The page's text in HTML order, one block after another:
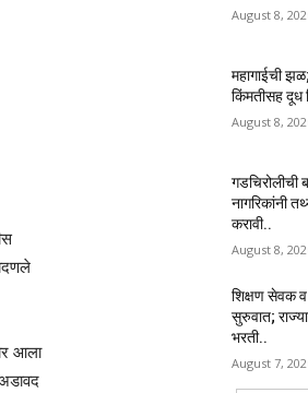
आला
August 8,
महागाईची
किंमतीसह दूध
August 8,
गडचिरोलीची
नागरिकांनी
करावी..
August 8,
शिक्षण सेवक
सुरुवात;
भरती..
August 7,